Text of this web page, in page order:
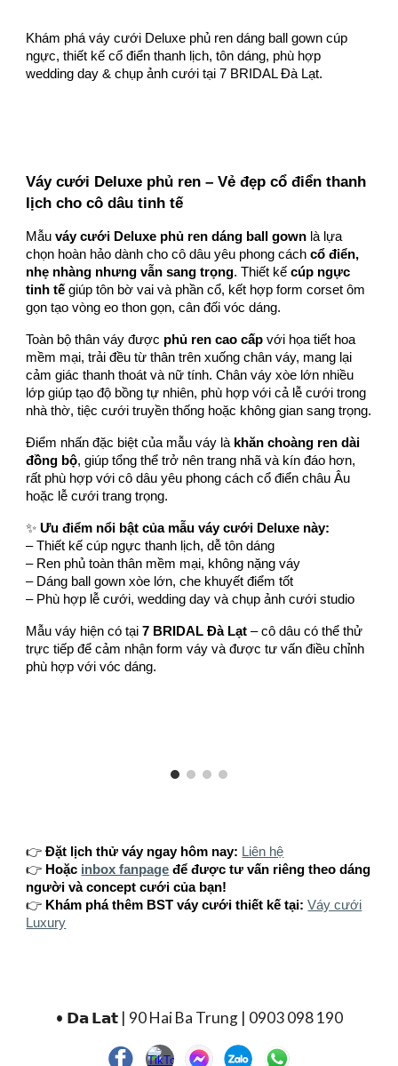
Khám phá váy cưới Deluxe phủ ren dáng ball gown cúp
ngực, thiết kế cổ điển thanh lịch, tôn dáng, phù hợp
wedding day & chụp ảnh cưới tại 7 BRIDAL Đà Lạt.
Váy cưới Deluxe phủ ren – Vẻ đẹp cổ điển thanh
lịch cho cô dâu tinh tế
Mẫuváy cưới Deluxe phủ ren dáng ball gown là lựa
chọn hoàn hảo dành cho cô dâu yêu phong cáchcổ điển,
nhẹ nhàng nhưng vẫn sang trọng. Thiết kếcúp ngực
tinh tế giúp tôn bờ vai và phần cổ, kết hợp form corset ôm
gọn tạo vòng eo thon gọn, cân đối vóc dáng.
Toàn bộ thân váy được phủ ren cao cấp với họa tiết hoa
mềm mại, trải đều từ thân trên xuống chân váy, mang lại
cảm giác thanh thoát và nữ tính. Chân váy xòe lớn nhiều
lớp giúp tạo độ bồng tự nhiên, phù hợp với cả lễ cưới trong
nhà thờ, tiệc cưới truyền thống hoặc không gian sang trọng.
Điểm nhấn đặc biệt của mẫu váy là khăn choàng ren dài
đồng bộ, giúp tổng thể trở nên trang nhã và kín đáo hơn,
rất phù hợp với cô dâu yêu phong cách cổ điển châu Âu
hoặc lễ cưới trang trọng.
✨Ưu điểm nổi bật của mẫu váy cưới Deluxe này:
– Thiết kế cúp ngực thanh lịch, dễ tôn dáng
– Ren phủ toàn thân mềm mại, không nặng váy
– Dáng ball gown xòe lớn, che khuyết điểm tốt
– Phù hợp lễ cưới, wedding day và chụp ảnh cưới studio
Mẫu váy hiện có tại7 BRIDAL Đà Lạt – cô dâu có thể thử
trực tiếp để cảm nhận form váy và được tư vấn điều chỉnh
phù hợp với vóc dáng.
👉Đặt lịch thử váy ngay hôm nay: Liên hệ
👉 Hoặc inbox fanpage để được tư vấn riêng theo dáng
người và concept cưới của bạn!
👉 Khám phá thêm BST váy cưới thiết kế tại:Váy cưới
Luxury
• 𝗗𝗮 𝗟𝗮𝘁 | 90 Hai Ba Trung | 0903 098 190